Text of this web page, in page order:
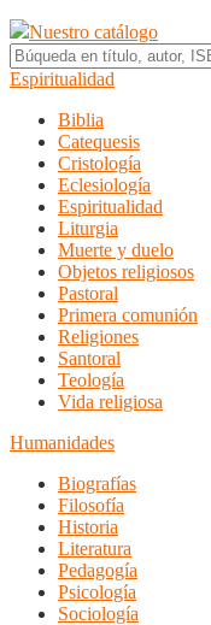
Nuestro catálogo
Espiritualidad
Biblia
Catequesis
Cristología
Eclesiología
Espiritualidad
Liturgia
Muerte y duelo
Objetos religiosos
Pastoral
Primera comunión
Religiones
Santoral
Teología
Vida religiosa
Humanidades
Biografías
Filosofía
Historia
Literatura
Pedagogía
Psicología
Sociología